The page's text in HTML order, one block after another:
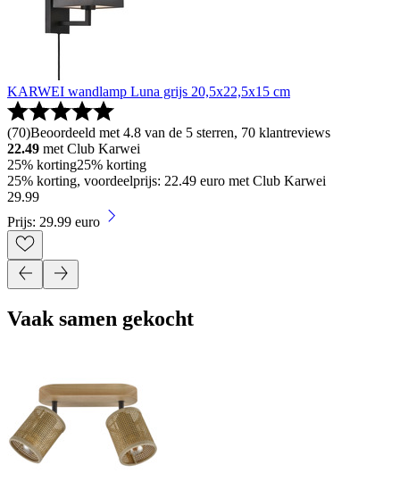
KARWEI wandlamp Luna grijs 20,5x22,5x15 cm
(70)Beoordeeld met 4.8 van de 5 sterren, 70 klantreviews
22.49 met Club Karwei
25% korting25% korting
25% korting, voordeelprijs: 22.49 euro met Club Karwei
29.99
Prijs: 29.99 euro
Vaak samen gekocht